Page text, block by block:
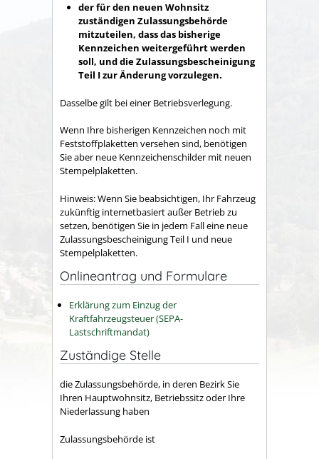
der für den neuen Wohnsitz
zuständigen Zulassungsbehörde
mitzuteilen, dass das bisherige
Kennzeichen weitergeführt werden
soll, und die Zulassungsbescheinigung
Teil I zur Änderung vorzulegen.
Dasselbe gilt bei einer Betriebsverlegung.
Wenn Ihre bisherigen Kennzeichen noch mit
Feststoffplaketten versehen sind, benötigen
Sie aber neue Kennzeichenschilder mit neuen
Stempelplaketten.
Hinweis:Wenn Sie beabsichtigen, Ihr Fahrzeug
zukünftig internetbasiert außer Betrieb zu
setzen, benötigen Sie in jedem Fall eine neue
Zulassungsbescheinigung Teil I und neue
Stempelplaketten.
Onlineantrag und Formulare
Erklärung zum Einzug der
Kraftfahrzeugsteuer (SEPA-
Lastschriftmandat)
Zuständige Stelle
die Zulassungsbehörde, in deren Bezirk Sie
Ihren Hauptwohnsitz, Betriebssitz oder Ihre
Niederlassung haben
Zulassungsbehörde ist